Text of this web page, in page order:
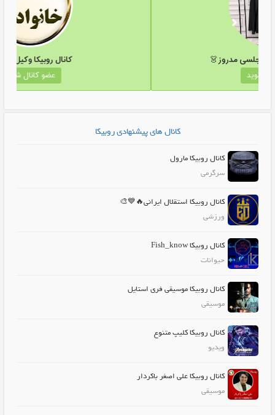
کانال روبیکا 🪞مزون مجلسی مدروز👗
کانال های پیشنهادی روبیکا
کانال روبیکا مارول
سرگرمی
کانال روبیکا استقلال ایرانی🔥💙🎨
ورزشی
کانال روبیکا Fish_know
حیوانات
کانال روبیکا موسیقی فری استایل
موسیقی
کانال روبیکا کلیپ متنوع
ویدیو
کانال روبیکا علی اصغر باکردار
موسیقی